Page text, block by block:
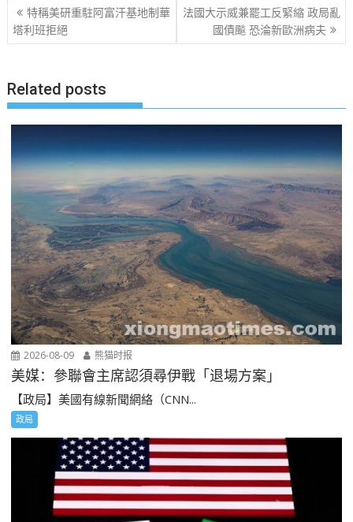
文
章
特稱美研重駐阿富汗基地制華
塔利班拒絕
法國大示威兼罷工反緊縮 政局亂
國債飈 恐淪新歐洲病夫
Related posts
2026-08-09 熊猫时报
美媒：參聯會主席認須尋伊戰「退場方案」
【政局】美國有線新聞網絡（CNN...
政局